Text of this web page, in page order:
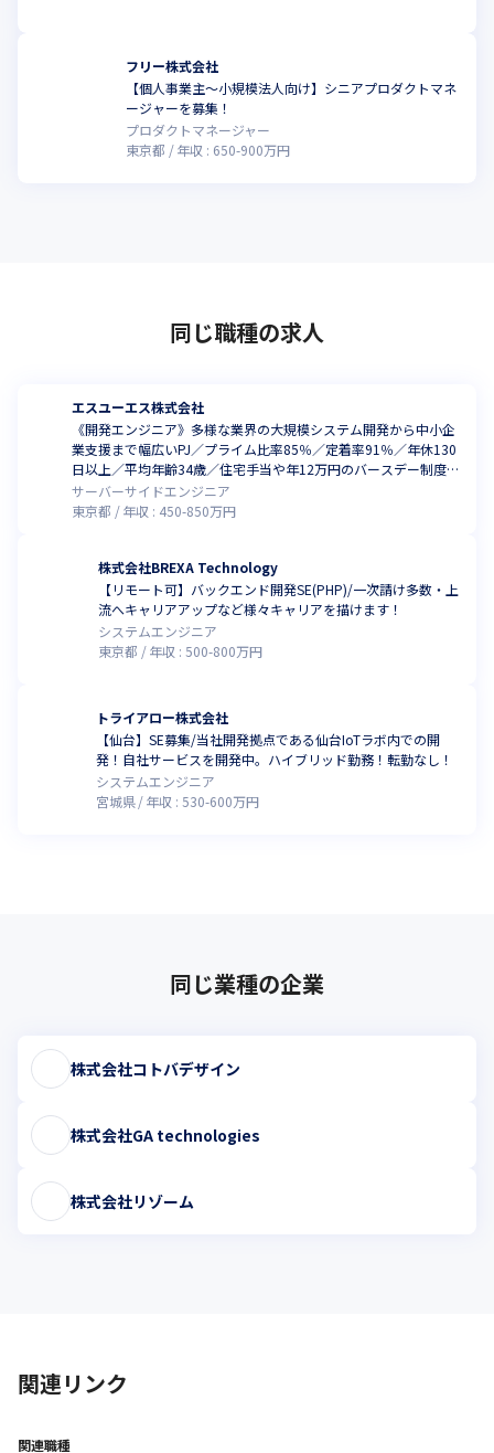
トの機能拡張の開発と並行して既存の複数のプロダクトを支出管
理プロダクトに統合する開発も行っており、システムの複雑性は
日々増加しています。
その中で、経理の振込業務に関わる課題を解決するための新プロ
ダクトをリリースすべく開発に取り組んでいます。
フリー株式会社
【個人事業主〜小規模法人向け】シニアプロダクトマネ
ージャーを募集！
プロダクトマネージャー
東京都
年収 : 650-900万円
同じ職種の求人
エスユーエス株式会社
《開発エンジニア》多様な業界の大規模システム開発から中小企
業支援まで幅広いPJ／プライム比率85％／定着率91％／年休130
日以上／平均年齢34歳／住宅手当や年12万円のバースデー制度な
ど
サーバーサイドエンジニア
東京都
年収 : 450-850万円
株式会社BREXA Technology
【リモート可】バックエンド開発SE(PHP)/一次請け多数・上
流へキャリアアップなど様々キャリアを描けます！
システムエンジニア
東京都
年収 :500-800万円
トライアロー株式会社
【仙台】SE募集/当社開発拠点である仙台IoTラボ内での開
発！自社サービスを開発中。ハイブリッド勤務！転勤なし！
システムエンジニア
宮城県
年収 :530-600万円
同じ業種の企業
株式会社コトバデザイン
株式会社GA technologies
株式会社リゾーム
関連リンク
関連職種